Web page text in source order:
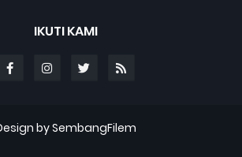
IKUTI KAMI
by SembangFilem